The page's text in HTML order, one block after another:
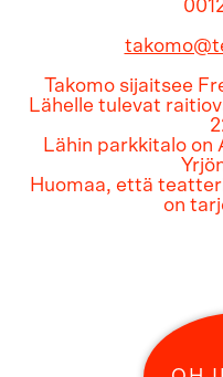
Takomo sijaitsee
Lähelle tulevat
Lähin parkkitalo on
Huomaa, että
on